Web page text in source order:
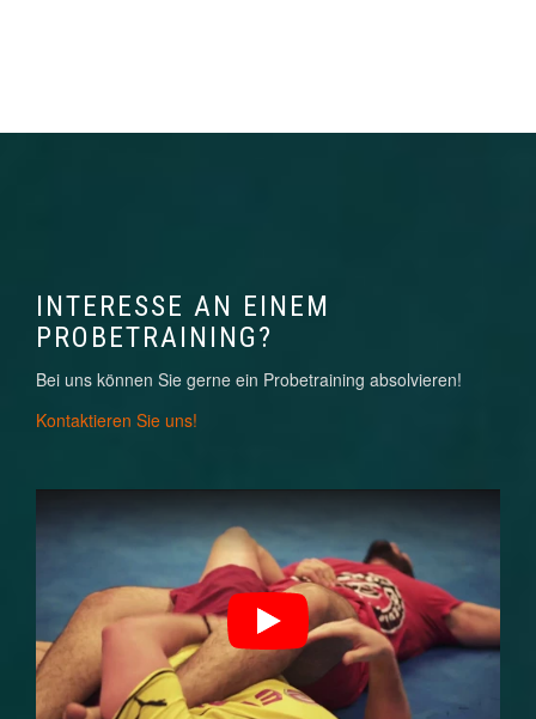
INTERESSE AN EINEM
PROBETRAINING?
Bei uns können Sie gerne ein Probetraining absolvieren!
Kontaktieren Sie uns!